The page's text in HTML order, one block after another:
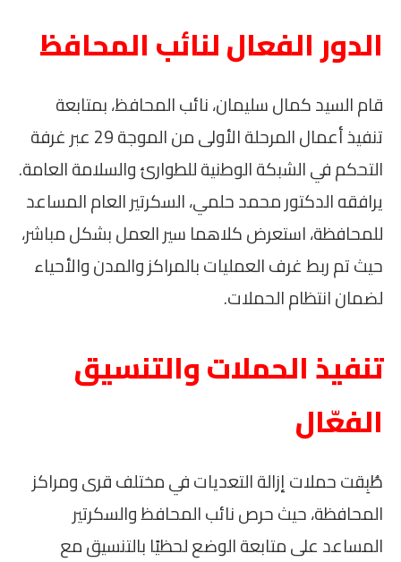
الدور الفعال لنائب المحافظ
قام السيد كمال سليمان، نائب المحافظ، بمتابعة
تنفيذ أعمال المرحلة الأولى من الموجة 29 عبر غرفة
التحكم في الشبكة الوطنية للطوارئ والسلامة العامة.
يرافقه الدكتور محمد حلمي، السكرتير العام المساعد
للمحافظة، استعرض كلاهما سير العمل بشكل مباشر،
حيث تم ربط غرف العمليات بالمراكز والمدن والأحياء
لضمان انتظام الحملات.
تنفيذ الحملات والتنسيق
الفعّال
طُبِقت حملات إزالة التعديات في مختلف قرى ومراكز
المحافظة، حيث حرص نائب المحافظ والسكرتير
المساعد على متابعة الوضع لحظيًا بالتنسيق مع